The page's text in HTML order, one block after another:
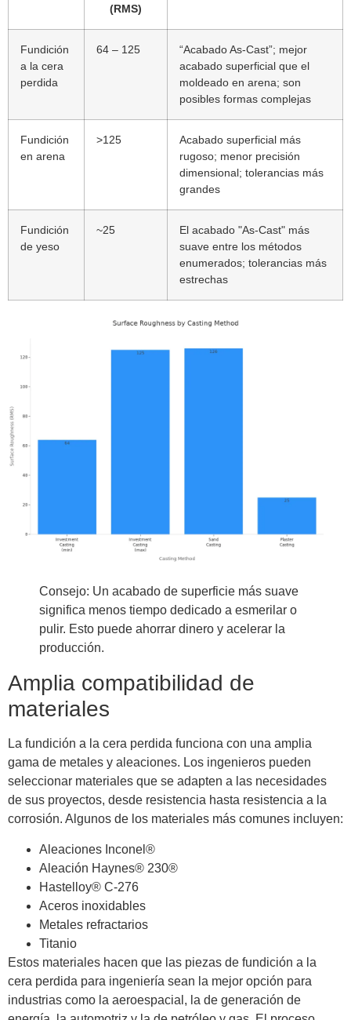
(RMS)
Fundición
a la cera
perdida
64 – 125
“Acabado As-Cast”; mejor
acabado superficial que el
moldeado en arena; son
posibles formas complejas
Fundición
en arena
>125
Acabado superficial más
rugoso; menor precisión
dimensional; tolerancias más
grandes
Fundición
de yeso
~25
El acabado "As-Cast" más
suave entre los métodos
enumerados; tolerancias más
estrechas
Consejo: Un acabado de superficie más suave
significa menos tiempo dedicado a esmerilar o
pulir. Esto puede ahorrar dinero y acelerar la
producción.
Amplia compatibilidad de
materiales
La fundición a la cera perdida funciona con una amplia
gama de metales y aleaciones. Los ingenieros pueden
seleccionar materiales que se adapten a las necesidades
de sus proyectos, desde resistencia hasta resistencia a la
corrosión. Algunos de los materiales más comunes incluyen:
Aleaciones Inconel®
Aleación Haynes® 230®
Hastelloy® C-276
Aceros inoxidables
Metales refractarios
Titanio
Estos materiales hacen que las piezas de fundición a la
cera perdida para ingeniería sean la mejor opción para
industrias como la aeroespacial, la de generación de